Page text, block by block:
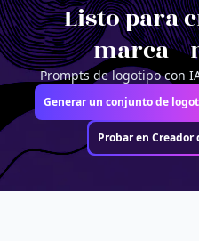
¿Listo para
marca
Prompts de logotipo con
Generar un conjunto de
Probar en